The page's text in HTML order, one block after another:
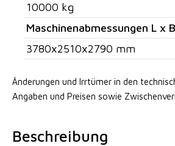
10000 kg
Maschinenabmessungen L x
3780x2510x2790 mm
Änderungen und Irrtümer in den
Angaben und Preisen sowie
Beschreibung